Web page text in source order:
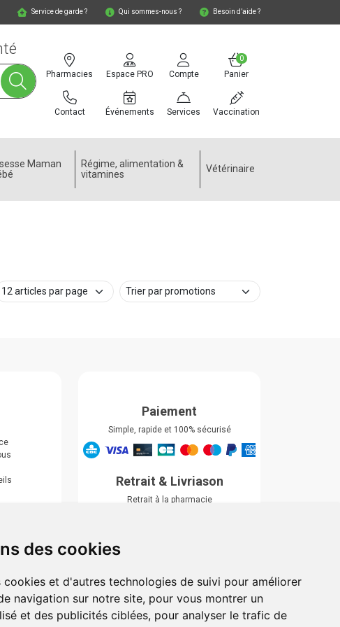
des cookies
cookies et d'autres technologies de suivi pour améliorer
navigation sur notre site, pour vous montrer un
et des publicités ciblées, pour analyser le trafic de
Service de garde ? Qui sommes-nous ? Besoin d’aide ?
Pharmacies
Contact
Espace PRO
Événements
Compte
Services
Panier
0
Vaccination
Maman
Régime, alimentation &
vitamines
Vétérinaire
Paiement
Simple, rapide et 100% sécurisé
Retrait & Livriason
Retrait à la pharmacie